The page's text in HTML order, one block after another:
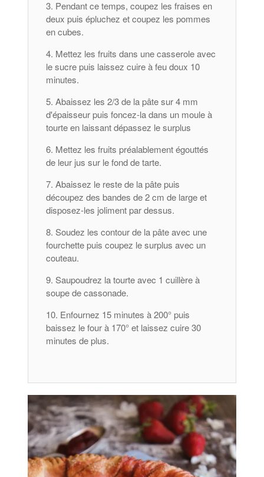
Pendant ce temps, coupez les fraises en
deux puis épluchez et coupez les pommes
en cubes.
Mettez les fruits dans une casserole avec
le sucre puis laissez cuire à feu doux 10
minutes.
Abaissez les 2/3 de la pâte sur 4 mm
d'épaisseur puis foncez-la dans un moule à
tourte en laissant dépassez le surplus
Mettez les fruits préalablement égouttés
de leur jus sur le fond de tarte.
Abaissez le reste de la pâte puis
découpez des bandes de 2 cm de large et
disposez-les joliment par dessus.
Soudez les contour de la pâte avec une
fourchette puis coupez le surplus avec un
couteau.
Saupoudrez la tourte avec 1 cuillère à
soupe de cassonade.
Enfournez 15 minutes à 200° puis
baissez le four à 170° et laissez cuire 30
minutes de plus.